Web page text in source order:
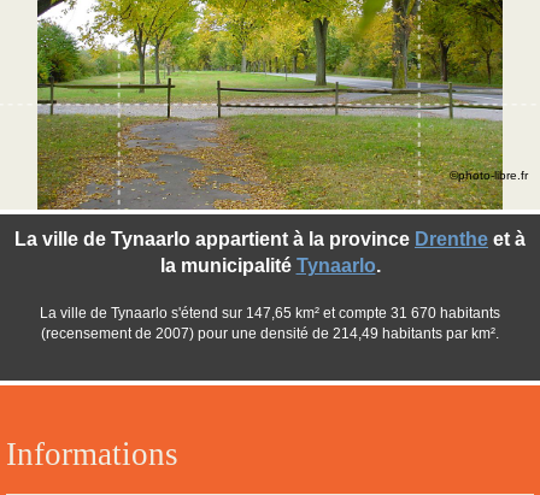
Informations
La ville de Tynaarlo appartient à la province Drenthe et à
la municipalité Tynaarlo.
La ville de Tynaarlo s'étend sur 147,65 km² et compte 31 670 habitants
(recensement de 2007) pour une densité de 214,49 habitants par km².
©photo-libre.fr